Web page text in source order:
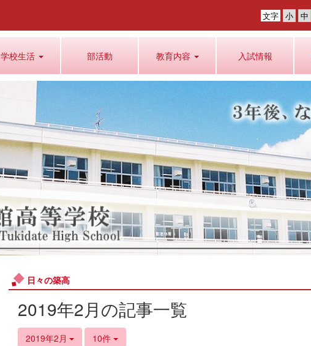
文字
学校生活 部活動 教育内容 入試情報
日々の築高
2019年2月の記事一覧
2019年2月 10件